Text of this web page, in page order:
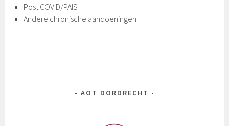
Post COVID/PAIS
Andere chronische aandoeningen
AOT DORDRECHT